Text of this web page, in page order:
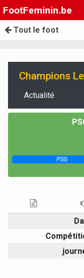
FootFeminin.be
Tout le foot
Champions
Actualité
PSG